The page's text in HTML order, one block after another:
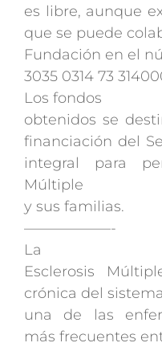
es libre, aunque
que se puede
Fundación en el
3035 0314 73
Los fondos
obtenidos se
financiación del
integral para
Múltiple
y sus familias.
——————-
La
Esclerosis
crónica del
una de las
más frecuentes